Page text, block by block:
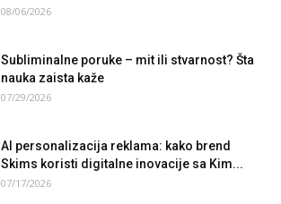
08/06/2026
Subliminalne poruke – mit ili stvarnost? Šta
nauka zaista kaže
07/29/2026
AI personalizacija reklama: kako brend
Skims koristi digitalne inovacije sa Kim...
07/17/2026